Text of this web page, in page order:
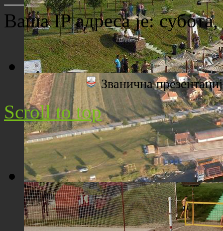
Плажа "Топољар" - Поглед са торња
Плажа "Топољар" - Поглед из ваздуха
Ваша IP адреса је:
Званична
Scroll to top